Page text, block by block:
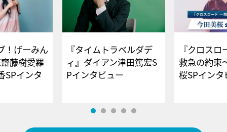
！げーみん
藤樹愛羅
SPインタ
『タイムトラベルダデ
ィ』ダイアン津田篤宏S
Pインタビュー
『クロス
救急の約束
桜SPイ